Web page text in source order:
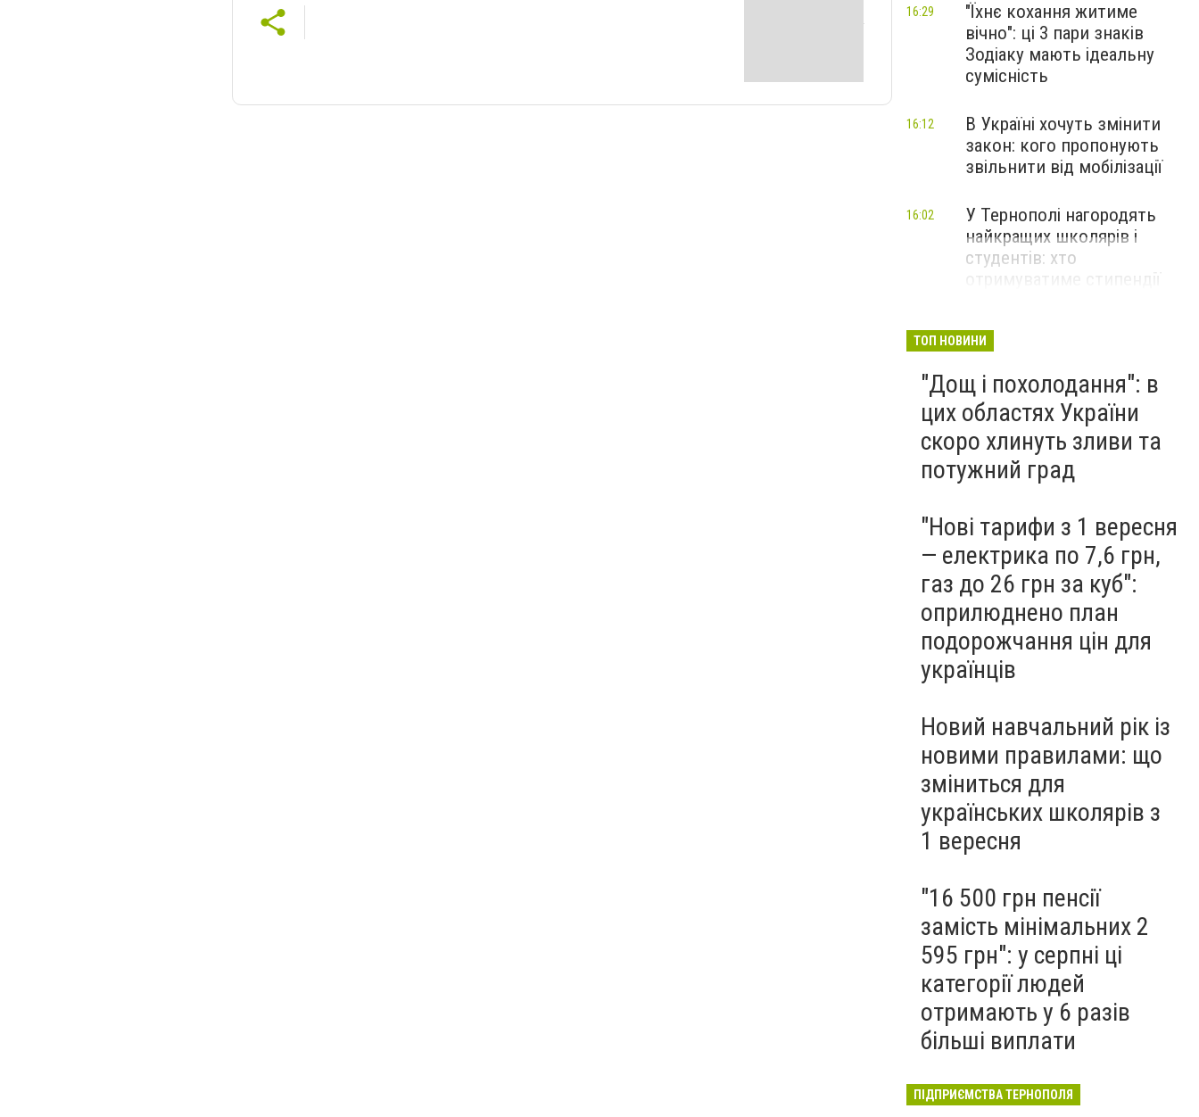
"Їхнє кохання житиме
вічно": ці 3 пари знаків
Зодіаку мають ідеальну
сумісність
16:29
В Україні хочуть змінити
закон: кого пропонують
звільнити від мобілізації
16:12
У Тернополі нагородять
найкращих школярів і
студентів: хто
16:02
ТОП НОВИНИ
"Дощ і похолодання": в
цих областях України
скоро хлинуть зливи та
потужний град
"Нові тарифи з 1 вересня
— електрика по 7,6 грн,
газ до 26 грн за куб":
оприлюднено план
подорожчання цін для
українців
Новий навчальний рік із
новими правилами: що
зміниться для
українських школярів з
1 вересня
"16 500 грн пенсії
замість мінімальних 2
595 грн": у серпні ці
категорії людей
отримають у 6 разів
більші виплати
ПІДПРИЄМСТВА ТЕРНОПОЛЯ